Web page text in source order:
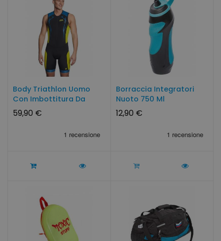
Body Triathlon Uomo
Con Imbottitura Da
Running
59,90 €
Borraccia Integratori
Nuoto 750 Ml
12,90 €